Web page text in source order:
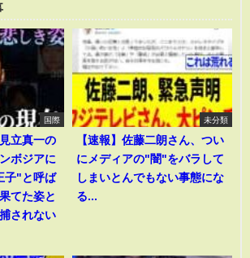
国際
立真一の
ボジアに
"と呼ば
てた姿と
されない
未分類
【速報】佐藤二朗さん、つい
にメディアの"闇"をバラして
しまいとんでもない事態にな
る...